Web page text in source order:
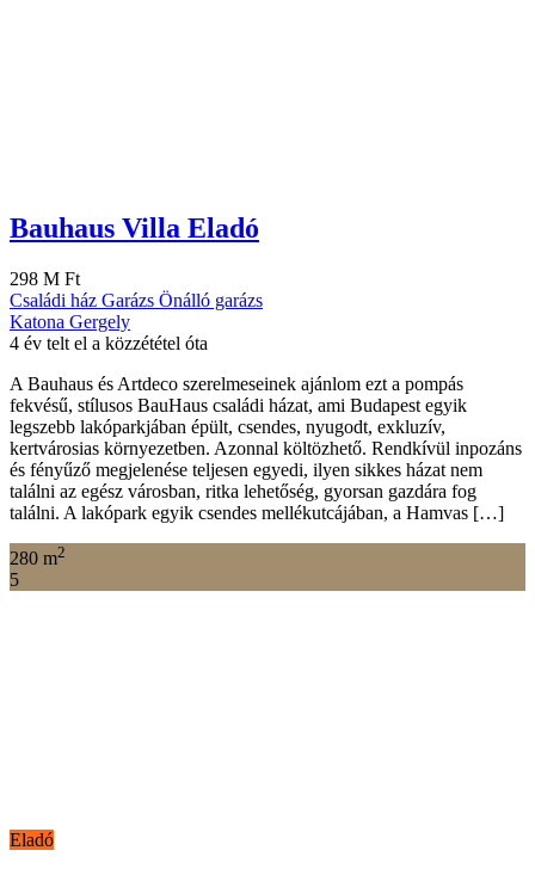
Bauhaus Villa Eladó
298 M Ft
Családi ház Garázs Önálló garázs
Katona Gergely
4 év telt el a közzététel óta
A Bauhaus és Artdeco szerelmeseinek ajánlom ezt a pompás
fekvésű, stílusos BauHaus családi házat, ami Budapest egyik
legszebb lakóparkjában épült, csendes, nyugodt, exkluzív,
kertvárosias környezetben. Azonnal költözhető. Rendkívül inpozáns
és fényűző megjelenése teljesen egyedi, ilyen sikkes házat nem
találni az egész városban, ritka lehetőség, gyorsan gazdára fog
találni. A lakópark egyik csendes mellékutcájában, a Hamvas […]
280 m2
5
Eladó